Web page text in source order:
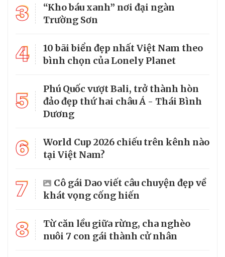
3
“Kho báu xanh” nơi đại ngàn
Trường Sơn
4
10 bãi biển đẹp nhất Việt Nam theo
bình chọn của Lonely Planet
5
Phú Quốc vượt Bali, trở thành hòn
đảo đẹp thứ hai châu Á - Thái Bình
Dương
6
World Cup 2026 chiếu trên kênh nào
tại Việt Nam?
7
Cô gái Dao viết câu chuyện đẹp về
khát vọng cống hiến
8
Từ căn lều giữa rừng, cha nghèo
nuôi 7 con gái thành cử nhân